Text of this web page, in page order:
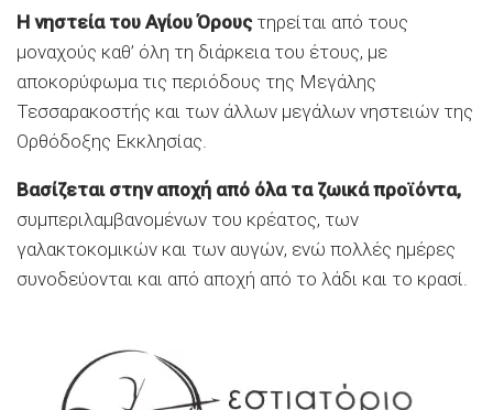
Η νηστεία του Αγίου Όρουςτηρείται από τους
μοναχούς καθ’ όλη τη διάρκεια του έτους, με
αποκορύφωμα τις περιόδους της Μεγάλης
Τεσσαρακοστής και των άλλων μεγάλων νηστειών της
Ορθόδοξης Εκκλησίας.
Βασίζεται στην αποχή από όλα τα ζωικά προϊόντα,
συμπεριλαμβανομένων του κρέατος, των
γαλακτοκομικών και των αυγών, ενώ πολλές ημέρες
συνοδεύονται και από αποχή από το λάδι και το κρασί.